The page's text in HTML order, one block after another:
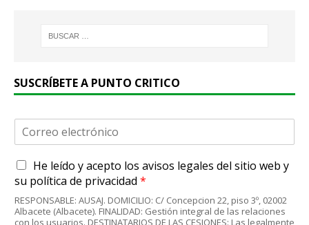
SUSCRÍBETE A PUNTO CRITICO
r
e
o
e
l
A
c
e
r
He leído y acepto los avisos legales del sitio web y
su política de privacidad *
RESPONSABLE: AUSAJ. DOMICILIO: C/ Concepcion 22, piso 3º, 02002
Albacete (Albacete). FINALIDAD: Gestión integral de las relaciones
con los usuarios. DESTINATARIOS DE LAS CESIONES: Las legalmente